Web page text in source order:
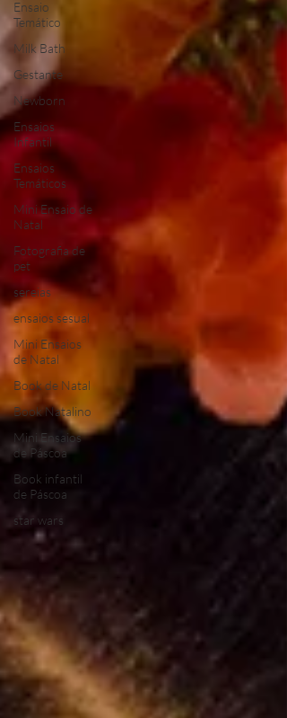
Ensaio
Temático
Milk Bath
Gestante
Newborn
Ensaios
Infantil
Ensaios
Temáticos
Mini Ensaio de
Natal
Fotografia de
pet
sereias
ensaios sesual
Mini Ensaios
de Natal
Book de Natal
Book Natalino
Mini Ensaios
de Páscoa
Book infantil
de Páscoa
star wars